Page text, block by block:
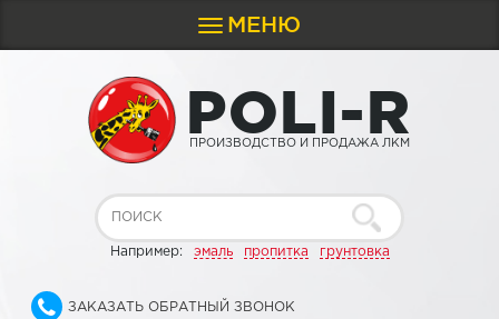
Toggle
navigation
МЕНЮ
POLI-R
ПРОИЗВОДСТВО И ПРОДАЖА ЛКМ
Например: эмаль пропитка грунтовка
ЗАКАЗАТЬ ОБРАТНЫЙ ЗВОНОК